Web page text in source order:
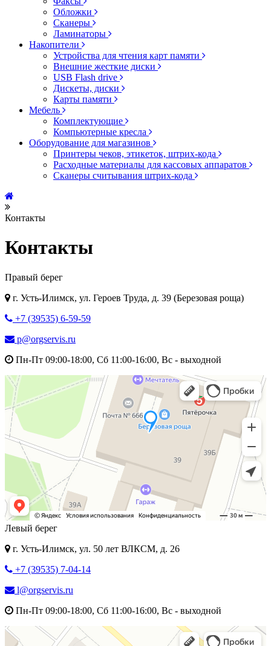
Обложки
Сканеры
Ламинаторы
Накопители
Устройства для чтения карт памяти
Внешние жесткие диски
USB Flash drive
Дискеты, диски
Карты памяти
Мебель
Комплектующие
Компьютерные кресла
Оборудование для магазинов
Принтеры чеков, этикеток, штрих-кода
Расходные материалы для кассовых аппаратов
Сканеры считывания штрих-кода
Контакты
Контакты
Правый берег
г. Усть-Илимск, ул. Героев Труда, д. 39 (Березовая роща)
+7 (39535) 6-59-59
p@orgservis.ru
Пн-Пт 09:00-18:00, Сб 11:00-16:00, Вс - выходной
Левый берег
г. Усть-Илимск, ул. 50 лет ВЛКСМ, д. 26
+7 (39535) 7-04-14
l@orgservis.ru
Пн-Пт 09:00-18:00, Сб 11:00-16:00, Вс - выходной